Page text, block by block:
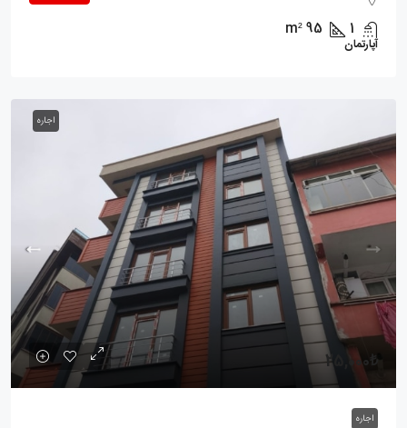
1
95
m²
آپارتمان
اجاره
25,000₺
اجاره